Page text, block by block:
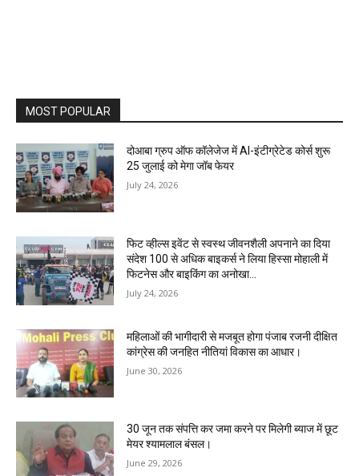
MOST POPULAR
दोआबा ग्रुप ऑफ कॉलेजेज में AI-इंटीग्रेटेड कोर्स शुरू
25 जुलाई को मेगा जॉब फेयर
July 24, 2026
फिट व्हील्स इवेंट से स्वस्थ जीवनशैली अपनाने का दिया
संदेश 100 से अधिक बाइकर्स ने लिया हिस्सा मोहाली में
फिटनेस और बाइकिंग का अनोखा...
July 24, 2026
महिलाओं की भागीदारी से मजबूत होगा पंजाब रजनी दीक्षित
कांग्रेस की जनहित नीतियां विकास का आधार।
June 30, 2026
30 जून तक संपत्ति कर जमा करने पर मिलेगी ब्याज में छूट
मेयर श्यामलाल बंसल।
June 29, 2026